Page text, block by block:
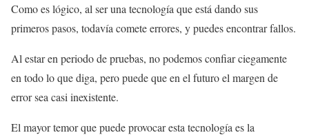
Como es lógico, al ser una tecnología que está dando sus
primeros pasos, todavía comete errores, y puedes encontrar fallos.
Al estar en periodo de pruebas, no podemos confiar ciegamente
en todo lo que diga, pero puede que en el futuro el margen de
error sea casi inexistente.
El mayor temor que puede provocar esta tecnología es la